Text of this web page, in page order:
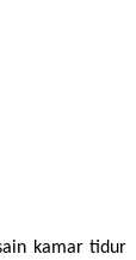
kamar tidur